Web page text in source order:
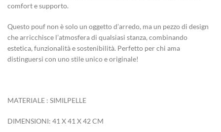
comfort e supporto.
Questo pouf non è solo un oggetto d’arredo, ma un pezzo di design
che arricchisce l’atmosfera di qualsiasi stanza, combinando
estetica, funzionalità e sostenibilità. Perfetto per chi ama
distinguersi con uno stile unico e originale!
MATERIALE : SIMILPELLE
DIMENSIONI: 41 X 41 X 42 CM